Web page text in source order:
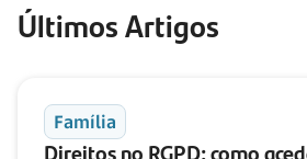
Últimos Artigos
Família
Direitos no RGPD: como